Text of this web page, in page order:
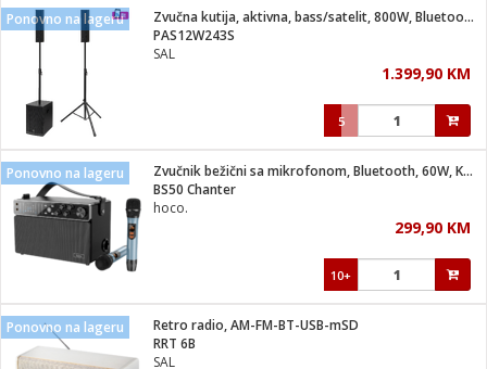
Sušilica
/ Zdravlje
za kosu
brijanje
tuš
Ponovno na lageru
Zvučna kutija, aktivna, bass/satelit, 800W, Bluetooth
PAS12W243S
SAL
1.399,90 KM
5
Ponovno na lageru
Zvučnik bežični sa mikrofonom, Bluetooth, 60W, KARAOKE
BS50 Chanter
hoco.
299,90 KM
10+
Ponovno na lageru
Retro radio, AM-FM-BT-USB-mSD
RRT 6B
SAL